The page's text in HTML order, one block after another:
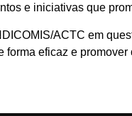
e iniciativas que
ACTC em
forma eficaz e